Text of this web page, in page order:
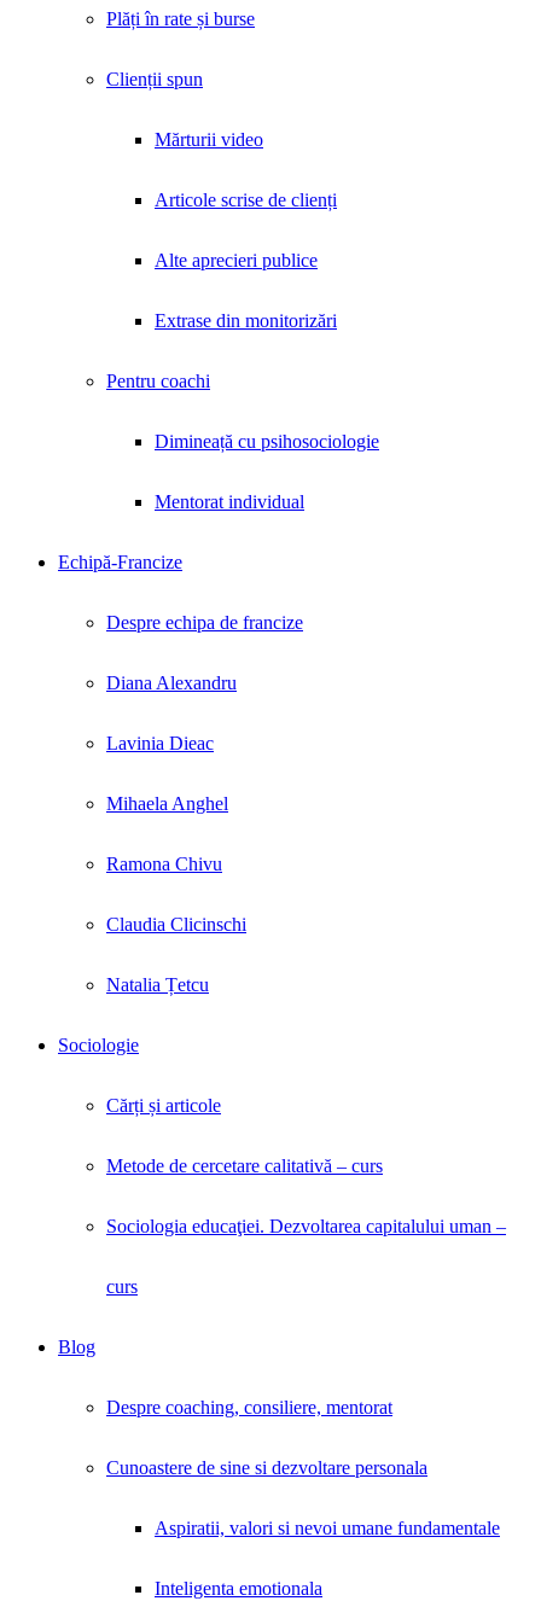
Plăți în rate și burse
Clienții spun
Mărturii video
Articole scrise de clienți
Alte aprecieri publice
Extrase din monitorizări
Pentru coachi
Dimineață cu psihosociologie
Mentorat individual
Echipă-Francize
Despre echipa de francize
Diana Alexandru
Lavinia Dieac
Mihaela Anghel
Ramona Chivu
Claudia Clicinschi
Natalia Țetcu
Sociologie
Cărți și articole
Metode de cercetare calitativă – curs
Sociologia educaţiei. Dezvoltarea capitalului uman –
curs
Blog
Despre coaching, consiliere, mentorat
Cunoastere de sine si dezvoltare personala
Aspiratii, valori si nevoi umane fundamentale
Inteligenta emotionala